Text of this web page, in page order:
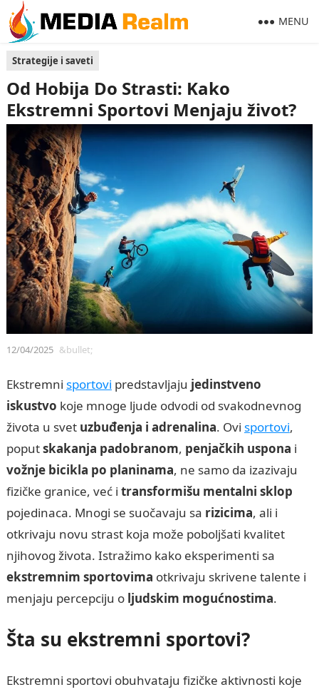
MENU
Strategije i saveti
Od Hobija Do Strasti: Kako
Ekstremni Sportovi Menjaju život?
12/04/2025 &bullet;
Ekstremni sportovi predstavljaju jedinstveno
iskustvo koje mnoge ljude odvodi od svakodnevnog
života u svet uzbuđenja i adrenalina. Ovi sportovi,
poputskakanja padobranom, penjačkih uspona i
vožnje bicikla po planinama, ne samo da izazivaju
fizičke granice, već i transformišu mentalni sklop
pojedinaca. Mnogi se suočavaju sa rizicima, ali i
otkrivaju novu strast koja može poboljšati kvalitet
njihovog života. Istražimo kako eksperimenti sa
ekstremnim sportovima otkrivaju skrivene talente i
menjaju percepciju o ljudskim mogućnostima.
Šta su ekstremni sportovi?
Ekstremni sportovi obuhvataju fizičke aktivnosti koje